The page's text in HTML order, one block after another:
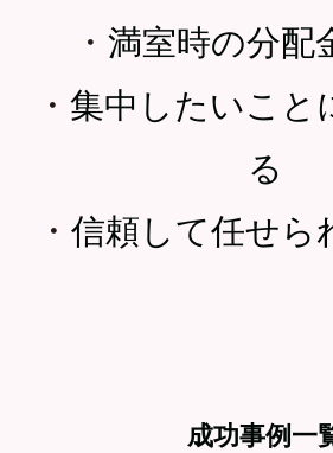
・ 満室時の分配
・ 集中したいこと
る
・ 信頼して任せら
成功事例一